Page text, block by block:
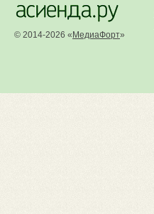
© 2014-2026 « МедиаФорт»